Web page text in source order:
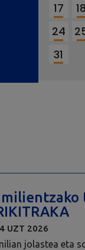
17
18
24
31
UZT 2026
jolastea eta